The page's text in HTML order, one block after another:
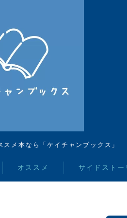
メ本なら「ケイチャンブックス」
オススメ サイドストー